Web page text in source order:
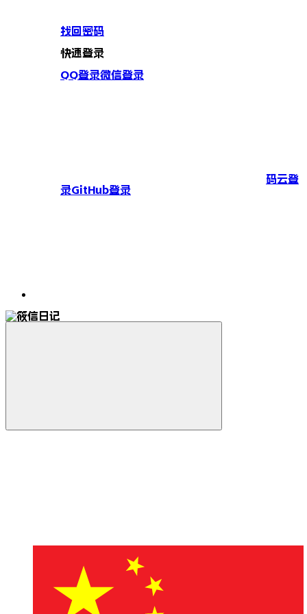
找回密码
快速登录
QQ登录微信登录
码云登
录GitHub登录